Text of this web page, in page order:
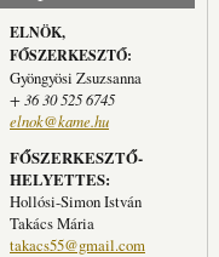
ELNÖK,
FŐSZERKESZTŐ:
Gyöngyösi Zsuzsanna
+ 36 30 525 6745
elnok@kame.hu
FŐSZERKESZTŐ-
HELYETTES:
Hollósi-Simon István
Takács Mária
takacs55@gmail.com